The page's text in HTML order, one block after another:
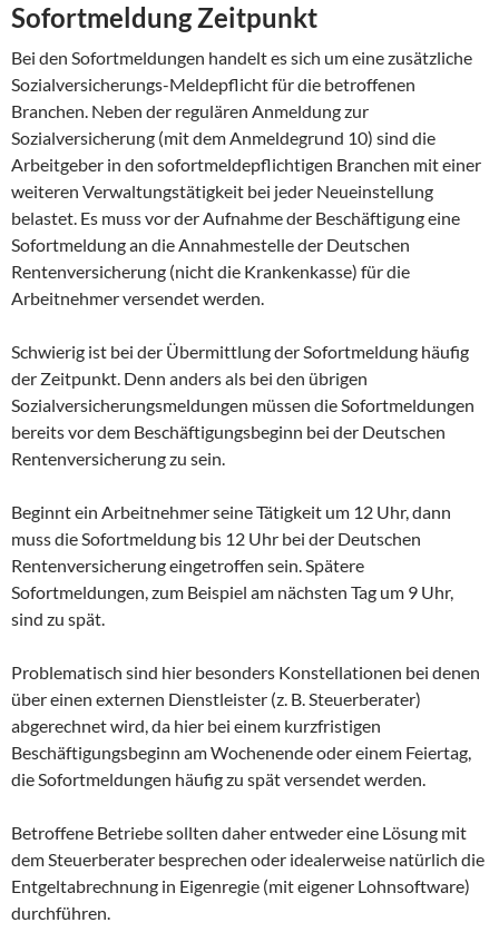
Sofortmeldung Zeitpunkt
Bei den Sofortmeldungen handelt es sich um eine zusätzliche
Sozialversicherungs-Meldepflicht für die betroffenen
Branchen. Neben der regulären Anmeldung zur
Sozialversicherung (mit dem Anmeldegrund 10) sind die
Arbeitgeber in den sofortmeldepflichtigen Branchen mit einer
weiteren Verwaltungstätigkeit bei jeder Neueinstellung
belastet. Es muss vor der Aufnahme der Beschäftigung eine
Sofortmeldung an die Annahmestelle der Deutschen
Rentenversicherung (nicht die Krankenkasse) für die
Arbeitnehmer versendet werden.
Schwierig ist bei der Übermittlung der Sofortmeldung häufig
der Zeitpunkt. Denn anders als bei den übrigen
Sozialversicherungsmeldungen müssen die Sofortmeldungen
bereits vor dem Beschäftigungsbeginn bei der Deutschen
Rentenversicherung zu sein.
Beginnt ein Arbeitnehmer seine Tätigkeit um 12 Uhr, dann
muss die Sofortmeldung bis 12 Uhr bei der Deutschen
Rentenversicherung eingetroffen sein. Spätere
Sofortmeldungen, zum Beispiel am nächsten Tag um 9 Uhr,
sind zu spät.
Problematisch sind hier besonders Konstellationen bei denen
über einen externen Dienstleister (z. B. Steuerberater)
abgerechnet wird, da hier bei einem kurzfristigen
Beschäftigungsbeginn am Wochenende oder einem Feiertag,
die Sofortmeldungen häufig zu spät versendet werden.
Betroffene Betriebe sollten daher entweder eine Lösung mit
dem Steuerberater besprechen oder idealerweise natürlich die
Entgeltabrechnung in Eigenregie (mit eigener Lohnsoftware)
durchführen.